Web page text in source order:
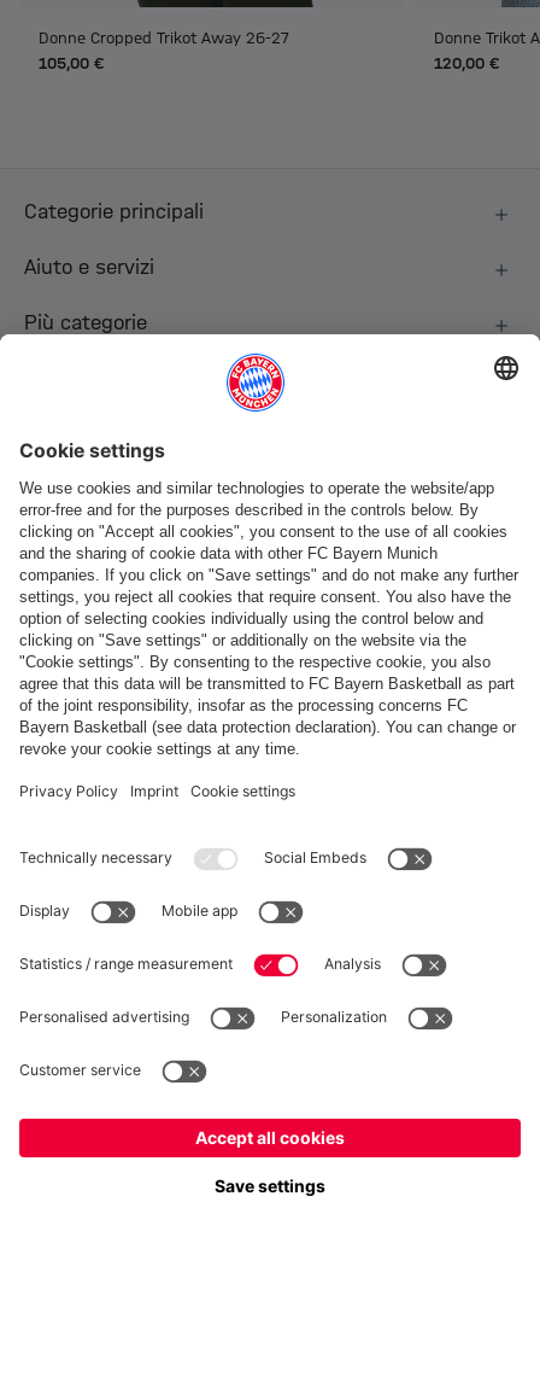
Donne Cropped Trikot Away 26-27
105,00 €
Donne Trikot
120,00 €
Categorie principali
Aiuto e servizi
Più categorie
Pagamento e consegna
FC Bayern Store App
RECESSO
Privacy
Impostazioni dei cookie
*Prezzi IVA inclusa e spese di spedizione escluse
© FC Bayern München AG
FC Bayern München AG, Säbener Str. 51-57, 81547 Monaco
Italianoper consegnare lì!
Globaleper consegnare lì!